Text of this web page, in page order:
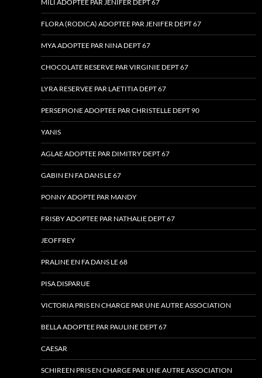
MILI ADOPTEE PAR JENIFER DEPT 67
FLORA (RODICA) ADOPTEE PAR JENIFER DEPT 67
MYA ADOPTEE PAR NINA DEPT 67
CHOCOLATE RESERVE PAR VIRGINIE DEPT 67
LYRA RESERVEE PAR LAETITIA DEPT 67
PERSEPIONE ADOPTEE PAR CHRISTELLE DEPT 90
YANIS
AGLAE ADOPTEE PAR DIMITRY DEPT 67
GABIN EN FA DANS LE 67
PONNY ADOPTE PAR MANDY
FRISBY ADOPTEE PAR NATHALIE DEPT 67
JEOFFREY
PRALINE EN FA DANS LE 68
PISA DISPARUE
VICTORIA PRIS EN CHARGE PAR UNE AUTRE ASSOCIATION
BELLA ADOPTEE PAR PAULINE DEPT 67
CAESAR
SCHIREEN PRIS EN CHARGE PAR UNE AUTRE ASSOCIATION